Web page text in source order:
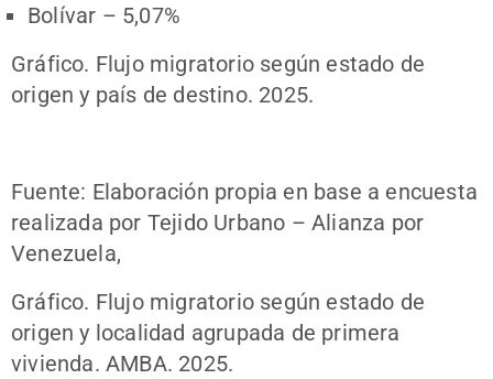
Bolívar – 5,07%
Gráfico. Flujo migratorio según estado de
origen y país de destino. 2025.
Fuente: Elaboración propia en base a encuesta
realizada por Tejido Urbano – Alianza por
Venezuela,
Gráfico. Flujo migratorio según estado de
origen y localidad agrupada de primera
vivienda. AMBA. 2025.